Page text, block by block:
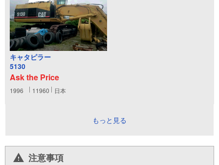
キャタピラー
5130
Ask the Price
1996 11960 日本
もっと見る
注意事項